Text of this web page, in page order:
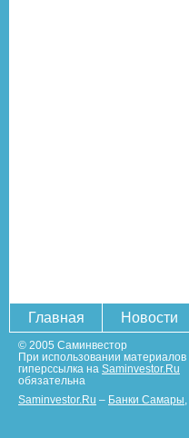
Главная Новости
© 2005 Саминвестор
При использовании материалов
гиперссылка на Saminvestor.Ru
обязательна
Saminvestor.Ru – Банки Самары